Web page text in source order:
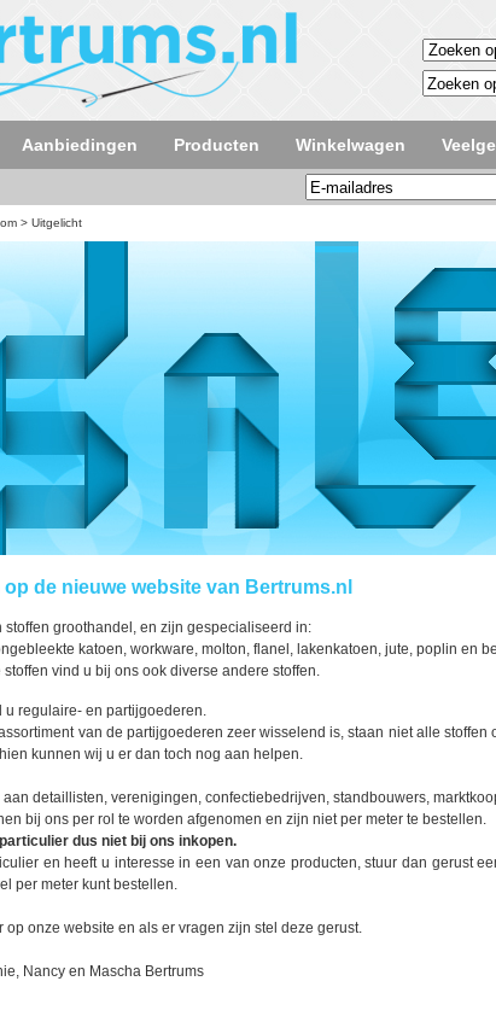
Aanbiedingen Producten Winkelwagen
> Uitgelicht
op de nieuwe website van Bertrums.nl
stoffen groothandel, en zijn gespecialiseerd in:
katoen, workware, molton, flanel, lakenkatoen, jute, poplin en
stoffen vind u bij ons ook diverse andere stoffen.
u regulaire- en partijgoederen.
van de partijgoederen zeer wisselend is, staan niet alle
kunnen wij u er dan toch nog aan helpen.
detaillisten, verenigingen, confectiebedrijven, standbouwers,
bij ons per rol te worden afgenomen en zijn niet per meter te bestellen.
dus niet bij ons inkopen.
en heeft u interesse in een van onze producten, stuur dan gerust
per meter kunt bestellen.
op onze website en als er vragen zijn stel deze gerust.
Nancy en Mascha Bertrums